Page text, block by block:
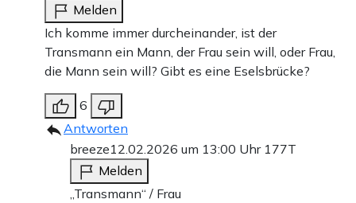
Melden
Ich komme immer durcheinander, ist der
Transmann ein Mann, der Frau sein will, oder Frau,
die Mann sein will? Gibt es eine Eselsbrücke?
6
Antworten
breeze12.02.2026 um 13:00 Uhr 177T
Melden
„Transmann“ / Frau